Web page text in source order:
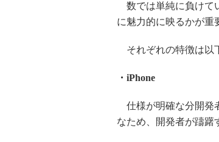
数では単純に負けて
に魅力的に映るかが重
それぞれの特徴は以
・iPhone
仕様が明確な分開発
なため、開発者が躊躇